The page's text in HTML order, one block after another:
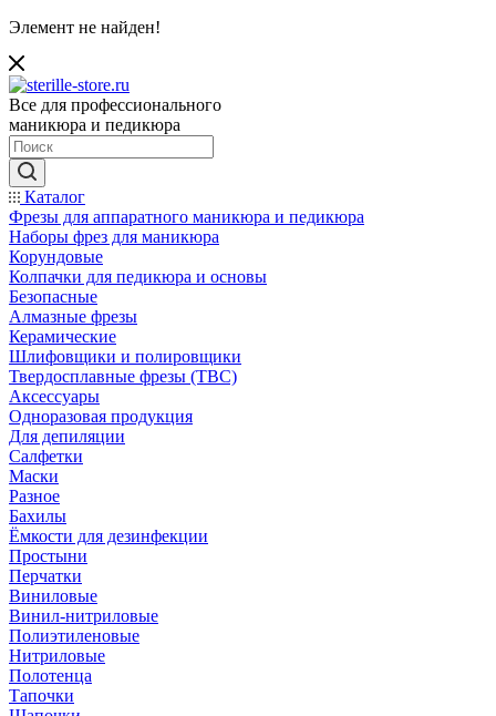
Элемент не найден!
Все для профессионального
маникюра и педикюра
Каталог
Фрезы для аппаратного маникюра и педикюра
Наборы фрез для маникюра
Корундовые
Колпачки для педикюра и основы
Безопасные
Алмазные фрезы
Керамические
Шлифовщики и полировщики
Твердосплавные фрезы (ТВС)
Аксессуары
Одноразовая продукция
Для депиляции
Салфетки
Маски
Разное
Бахилы
Ёмкости для дезинфекции
Простыни
Перчатки
Виниловые
Винил-нитриловые
Полиэтиленовые
Нитриловые
Полотенца
Тапочки